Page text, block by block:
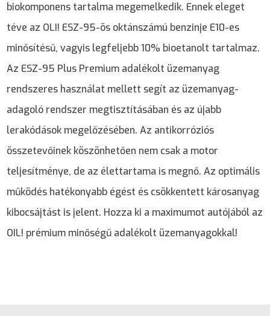
biokomponens tartalma megemelkedik. Ennek eleget
téve az OLI! ESZ-95-ös oktánszámú benzinje E10-es
minősítésű, vagyis legfeljebb 10% bioetanolt tartalmaz.
Az ESZ-95 Plus Premium adalékolt üzemanyag
rendszeres használat mellett segít az üzemanyag-
adagoló rendszer megtisztításában és az újabb
lerakódások megelőzésében. Az antikorróziós
összetevőinek köszönhetően nem csak a motor
teljesítménye, de az élettartama is megnő. Az optimális
működés hatékonyabb égést és csökkentett károsanyag
kibocsájtást is jelent. Hozza ki a maximumot autójából az
OIL! prémium minőségű adalékolt üzemanyagokkal!